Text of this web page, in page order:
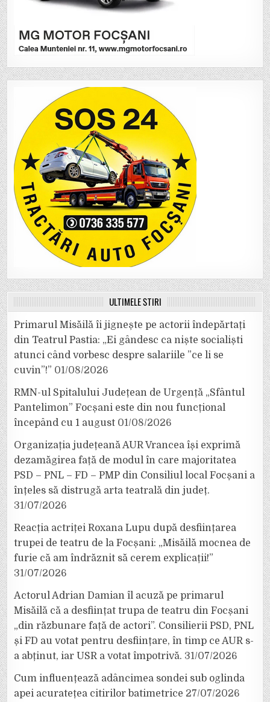
ULTIMELE ȘTIRI
Primarul Misăilă îi jignește pe actorii îndepărtați
din Teatrul Pastia: „Ei gândesc ca niște socialiști
atunci când vorbesc despre salariile ”ce li se
cuvin”!” 01/08/2026
RMN-ul Spitalului Județean de Urgență „Sfântul
Pantelimon” Focșani este din nou funcțional
începând cu 1 august 01/08/2026
Organizația județeană AUR Vrancea își exprimă
dezamăgirea față de modul în care majoritatea
PSD – PNL – FD – PMP din Consiliul local Focșani a
înțeles să distrugă arta teatrală din județ.
31/07/2026
Reacția actriței Roxana Lupu după desființarea
trupei de teatru de la Focșani: „Misăilă mocnea de
furie că am îndrăznit să cerem explicații!”
31/07/2026
Actorul Adrian Damian îl acuză pe primarul
Misăilă că a desființat trupa de teatru din Focșani
„din răzbunare față de actori”. Consilierii PSD, PNL
și FD au votat pentru desființare, în timp ce AUR s-
a abținut, iar USR a votat împotrivă. 31/07/2026
Cum influențează adâncimea sondei sub oglinda
apei acuratețea citirilor batimetrice 27/07/2026